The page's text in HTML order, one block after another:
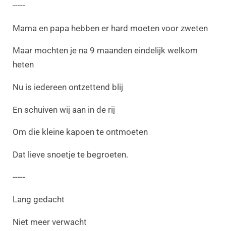
-----
Mama en papa hebben er hard moeten voor zweten
Maar mochten je na 9 maanden eindelijk welkom
heten
Nu is iedereen ontzettend blij
En schuiven wij aan in de rij
Om die kleine kapoen te ontmoeten
Dat lieve snoetje te begroeten.
-----
Lang gedacht
Niet meer verwacht